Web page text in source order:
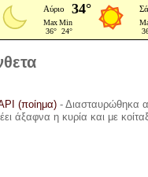
(ποίημα) - Διασταυρώθηκα
άξαφνα η κυρία και με